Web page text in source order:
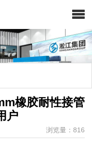
橡胶耐性接管
户
浏览量：816